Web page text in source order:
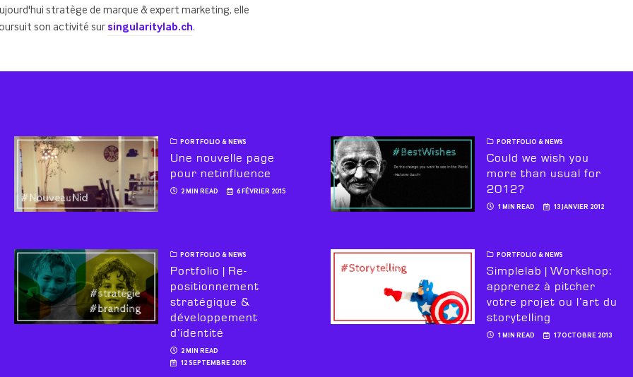
stratège de marque & expert marketing, elle
son activité sursingularitylab.ch.
PORTFOLIO & NEWS
Une nouvelle page
pour netinfluence
2 MIN READ 6 FÉVRIER 2015
PORTFOLIO & NEWS
Could we wish you
more than usual for
2012?
1 MIN READ 13 JANVIER 2012
PORTFOLIO & NEWS
Portfolio | Re-
positionnement
stratégique &
développement
d’identité
2 MIN READ
12 SEPTEMBRE 2015
PORTFOLIO & NEWS
Simplelab | Workshop:
apprenez à pitcher
votre projet ou l’art du
storytelling
1 MIN READ 17 OCTOBRE 2013